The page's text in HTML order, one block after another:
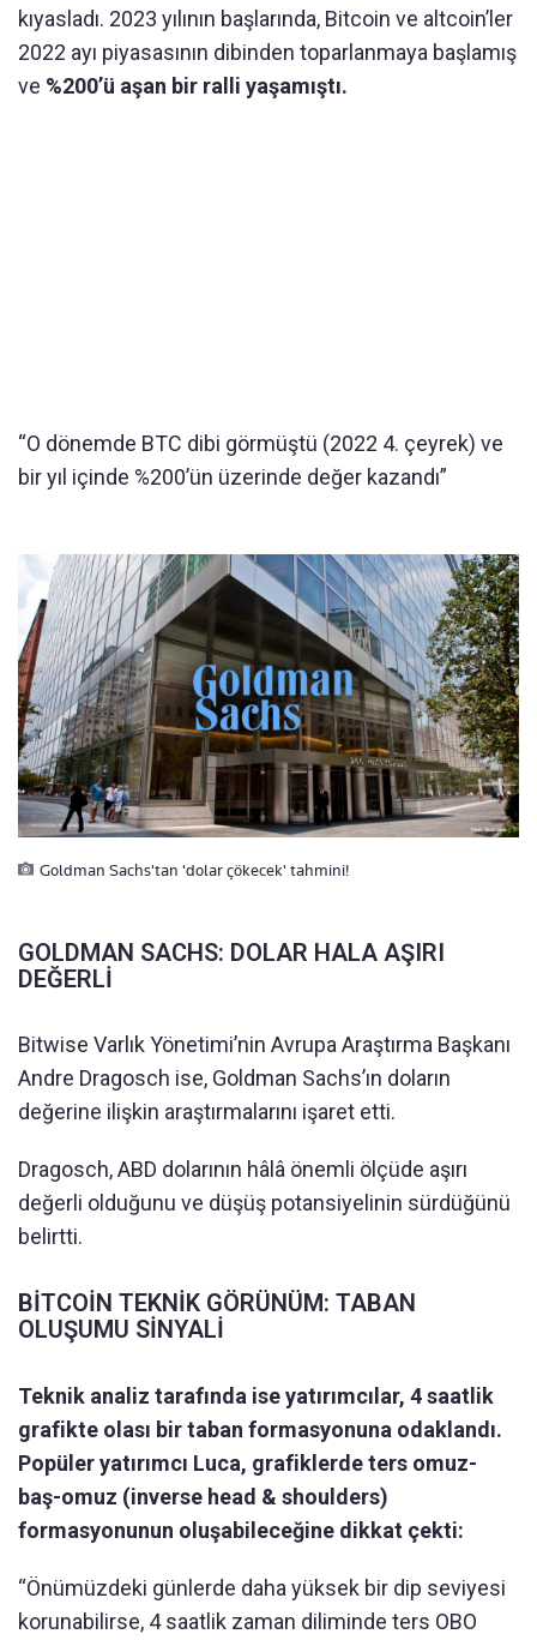
kıyasladı. 2023 yılının başlarında, Bitcoin ve altcoin’ler
2022 ayı piyasasının dibinden toparlanmaya başlamış
ve %200’ü aşan bir ralli yaşamıştı.
“O dönemde BTC dibi görmüştü (2022 4. çeyrek) ve
bir yıl içinde %200’ün üzerinde değer kazandı”
Goldman Sachs'tan 'dolar çökecek' tahmini!
GOLDMAN SACHS: DOLAR HALA AŞIRI
DEĞERLİ
Bitwise Varlık Yönetimi’nin Avrupa Araştırma Başkanı
Andre Dragosch ise, Goldman Sachs’ın doların
değerine ilişkin araştırmalarını işaret etti.
Dragosch, ABD dolarının hâlâ önemli ölçüde aşırı
değerli olduğunu ve düşüş potansiyelinin sürdüğünü
belirtti.
BİTCOİN TEKNİK GÖRÜNÜM: TABAN
OLUŞUMU SİNYALİ
Teknik analiz tarafında ise yatırımcılar, 4 saatlik
grafikte olası bir taban formasyonuna odaklandı.
Popüler yatırımcı Luca, grafiklerde ters omuz-
baş-omuz (inverse head & shoulders)
formasyonunun oluşabileceğine dikkat çekti:
“Önümüzdeki günlerde daha yüksek bir dip seviyesi
korunabilirse, 4 saatlik zaman diliminde ters OBO